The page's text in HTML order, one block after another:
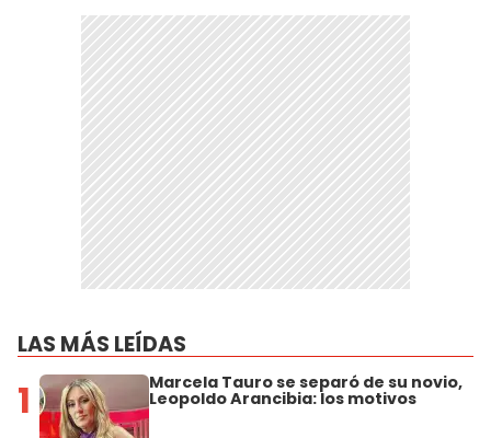
LAS MÁS LEÍDAS
1 Marcela Tauro se separó de su novio,
Leopoldo Arancibia: los motivos